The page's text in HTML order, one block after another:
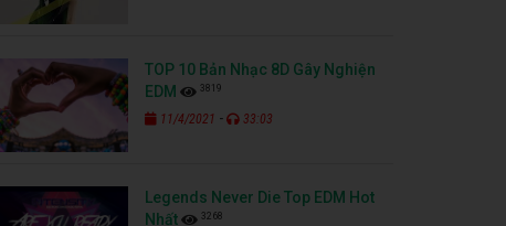
TOP 10 Bản Nhạc 8D Gây Nghiện
EDM
3819
11/4/2021 - 33:03
Legends Never Die Top EDM Hot
Nhất
3268